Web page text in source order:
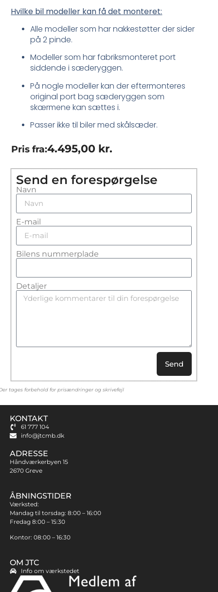
Hvilke bil modeller kan få det monteret:
Alle modeller som har nakkestøtter der sider
på 2 pinde.
Modeller som har fabriksmonteret port
siddende i sæderyggen.
På nogle modeller kan der eftermonteres
original port bag sæderyggen som
skærmene kan sættes i.
Passer ikke til biler med skålsæder.
Pris fra:4.495,00 kr.
Send en forespørgelse
Navn
E-mail
Bilens nummerplade
Detaljer
Send
tages forbehold for prisændringer og skrivefejl
KONTAKT
61 777 104
info@jtcmb.dk
ADRESSE
Håndværkerbyen 15
2670 Greve
ÅBNINGSTIDER
Værksted:
Mandag til torsdag: 8:00 – 16:00
Fredag 8:00 – 15:30
Kontor: 08:00 – 16:30
OM JTC
Info om værkstedet